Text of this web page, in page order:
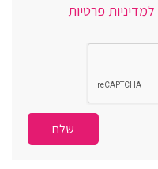
למדיניות פרטיות